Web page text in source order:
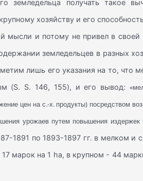
земледельца получать такое
хозяйству и его
мысли и потому не привел в своей
земледельцев в разных
лишь его указания на то, что
(S. S. 146, 155), и его вывод:
цен на с.-х. продукты) посредством
урожаев путем повышения издержек
1891 по 1893-1897 гг. в мелком и
марок на 1 ha, в крупном - 44